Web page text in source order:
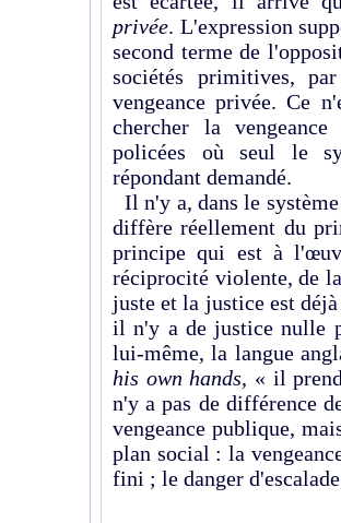
privée. L'expression
second terme de
sociétés primitives,
vengeance privée. Ce
chercher la
policées où seul le
répondant demandé.
Il n'y a, dans le
diffère réellement du
principe qui est à
réciprocité violente, de
juste et la justice est
il n'y a de justice nulle
lui­-même, la langue
his own hands, « il
n'y a pas de différence
vengeance publique,
plan social : la
fini ; le danger